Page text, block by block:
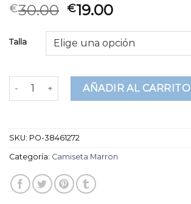
Valorado
3.50
en
2
puntuaciones
€30.00 €19.00
Talla
camiseta marron cantidadAÑADIR AL CARRITO
SKU: PO-38461272
Categoría: Camiseta Marron